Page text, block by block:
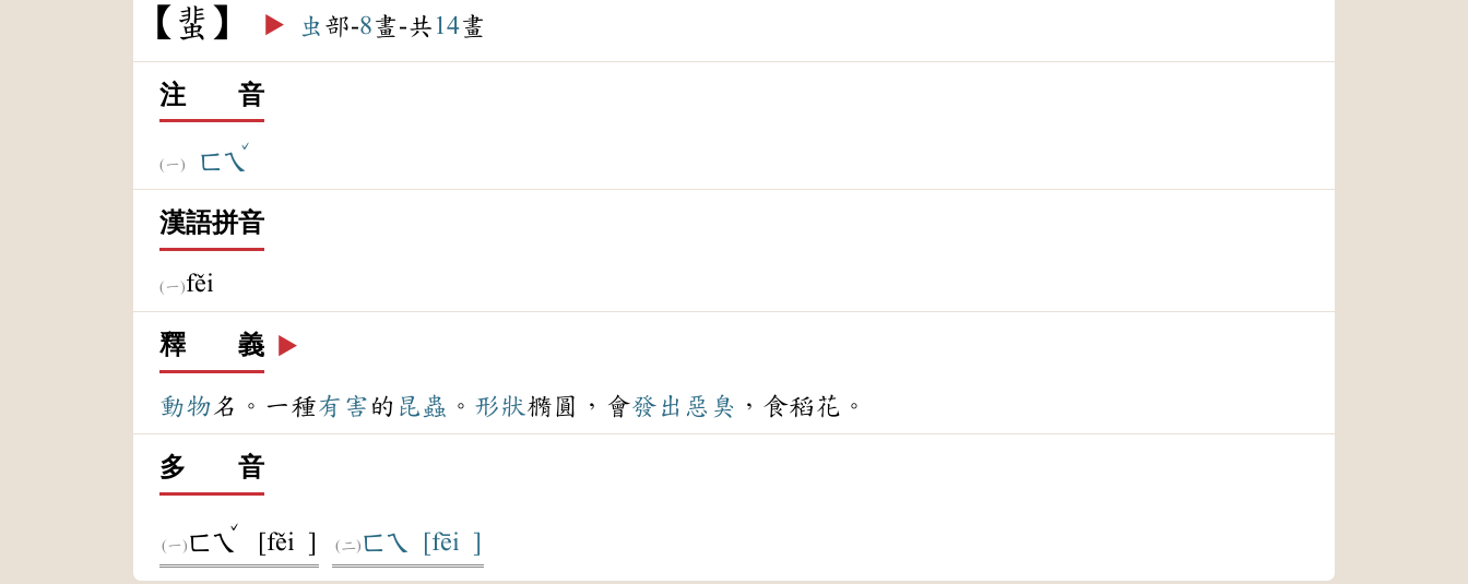
蜚 ▶️ 虫 部-8畫-共 14畫
注 音
ㄈㄟ
ˇ
漢語拼音
fěi
釋 義 ▶️
動物名。一種有害 的 昆蟲 。 形狀橢圓，會發出 惡臭 ，食稻花。
多 音
ㄈㄟ
ˇ
[fěi ] ㄈㄟ [fēi ]